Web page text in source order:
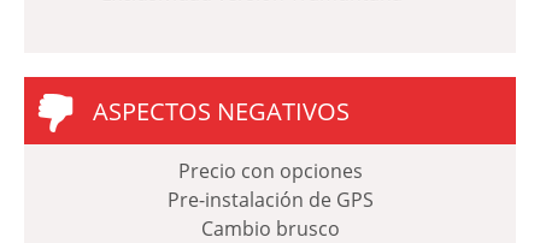
ASPECTOS NEGATIVOS
Precio con opciones
Pre-instalación de GPS
Cambio brusco